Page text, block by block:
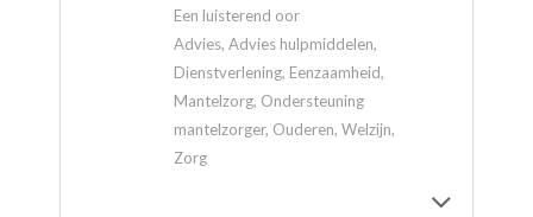
Een luisterend oor
Advies, Advies hulpmiddelen,
Dienstverlening, Eenzaamheid,
Mantelzorg, Ondersteuning
mantelzorger, Ouderen, Welzijn,
Zorg